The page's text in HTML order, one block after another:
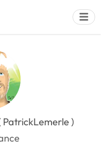
PatrickLemerle )